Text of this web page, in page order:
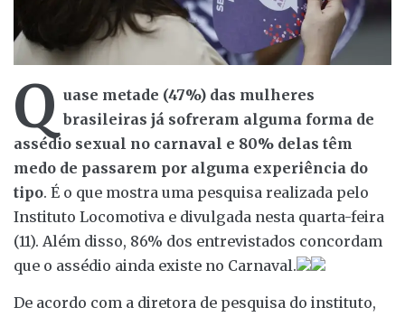
Q uase metade (47%) das mulheres
brasileiras já sofreram alguma forma de
assédio sexual no carnaval e 80% delas têm
medo de passarem por alguma experiência do
tipo. É o que mostra uma pesquisa realizada pelo
Instituto Locomotiva e divulgada nesta quarta-feira
(11). Além disso, 86% dos entrevistados concordam
que o assédio ainda existe no Carnaval.
De acordo com a diretora de pesquisa do instituto,